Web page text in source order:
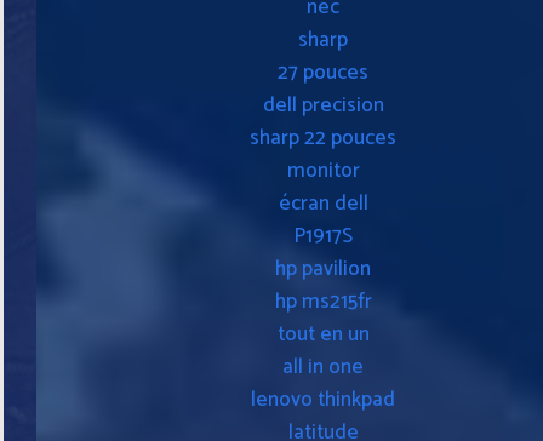
nec
sharp
27 pouces
dell precision
sharp 22 pouces
monitor
écran dell
P1917S
hp pavilion
hp ms215fr
tout en un
all in one
lenovo thinkpad
latitude